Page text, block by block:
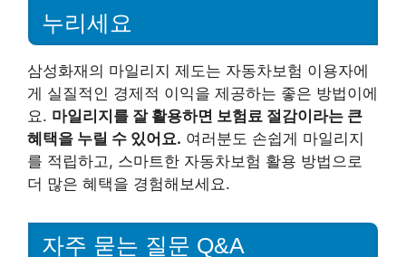
누리세요
삼성화재의 마일리지 제도는 자동차보험 이용자에
게 실질적인 경제적 이익을 제공하는 좋은 방법이에
요. 마일리지를 잘 활용하면 보험료 절감이라는 큰
혜택을 누릴 수 있어요. 여러분도 손쉽게 마일리지
를 적립하고, 스마트한 자동차보험 활용 방법으로
더 많은 혜택을 경험해보세요.
자주 묻는 질문 Q&A